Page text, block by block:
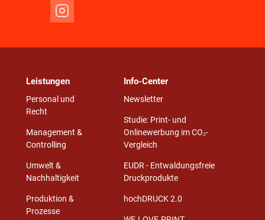
Leistungen
Personal und
Recht
Management &
Controlling
Umwelt &
Nachhaltigkeit
Produktion &
Prozesse
Info-Center
Newsletter
Studie: Print- und
Onlinewerbung im CO₂-
Vergleich
EUDR - Entwaldungsfreie
Druckprodukte
hochDRUCK 2.0